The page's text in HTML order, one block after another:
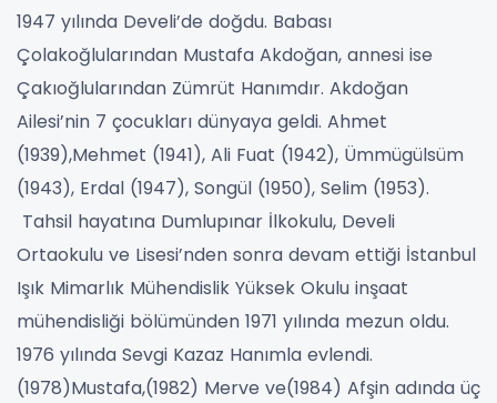
1947 yılında Develi’de doğdu. Babası
Çolakoğlularından Mustafa Akdoğan, annesi ise
Çakıoğlularından Zümrüt Hanımdır. Akdoğan
Ailesi’nin 7 çocukları dünyaya geldi. Ahmet
(1939),Mehmet (1941), Ali Fuat (1942), Ümmügülsüm
(1943), Erdal (1947), Songül (1950), Selim (1953).
Tahsil hayatına Dumlupınar İlkokulu, Develi
Ortaokulu ve Lisesi’nden sonra devam ettiği İstanbul
Işık Mimarlık Mühendislik Yüksek Okulu inşaat
mühendisliği bölümünden 1971 yılında mezun oldu.
1976 yılında Sevgi Kazaz Hanımla evlendi.
(1978)Mustafa,(1982) Merve ve(1984) Afşin adında üç